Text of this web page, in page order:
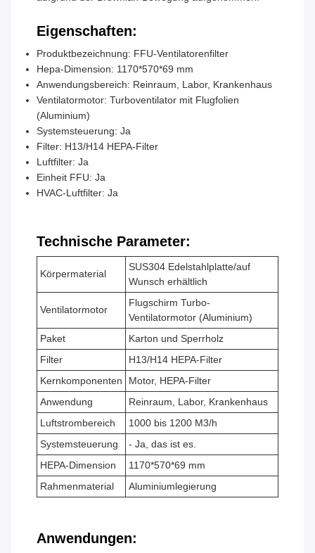
Eigenschaften:
Produktbezeichnung: FFU-Ventilatorenfilter
Hepa-Dimension: 1170*570*69 mm
Anwendungsbereich: Reinraum, Labor, Krankenhaus
Ventilatormotor: Turboventilator mit Flugfolien
(Aluminium)
Systemsteuerung: Ja
Filter: H13/H14 HEPA-Filter
Luftfilter: Ja
Einheit FFU: Ja
HVAC-Luftfilter: Ja
Technische Parameter:
Körpermaterial
SUS304 Edelstahlplatte/auf
Wunsch erhältlich
Ventilatormotor
Flugschirm Turbo-
Ventilatormotor (Aluminium)
Paket
Karton und Sperrholz
Filter
H13/H14 HEPA-Filter
Kernkomponenten
Motor, HEPA-Filter
Anwendung
Reinraum, Labor, Krankenhaus
Luftstrombereich
1000 bis 1200 M3/h
Systemsteuerung
- Ja, das ist es.
HEPA-Dimension
1170*570*69 mm
Rahmenmaterial
Aluminiumlegierung
Anwendungen: